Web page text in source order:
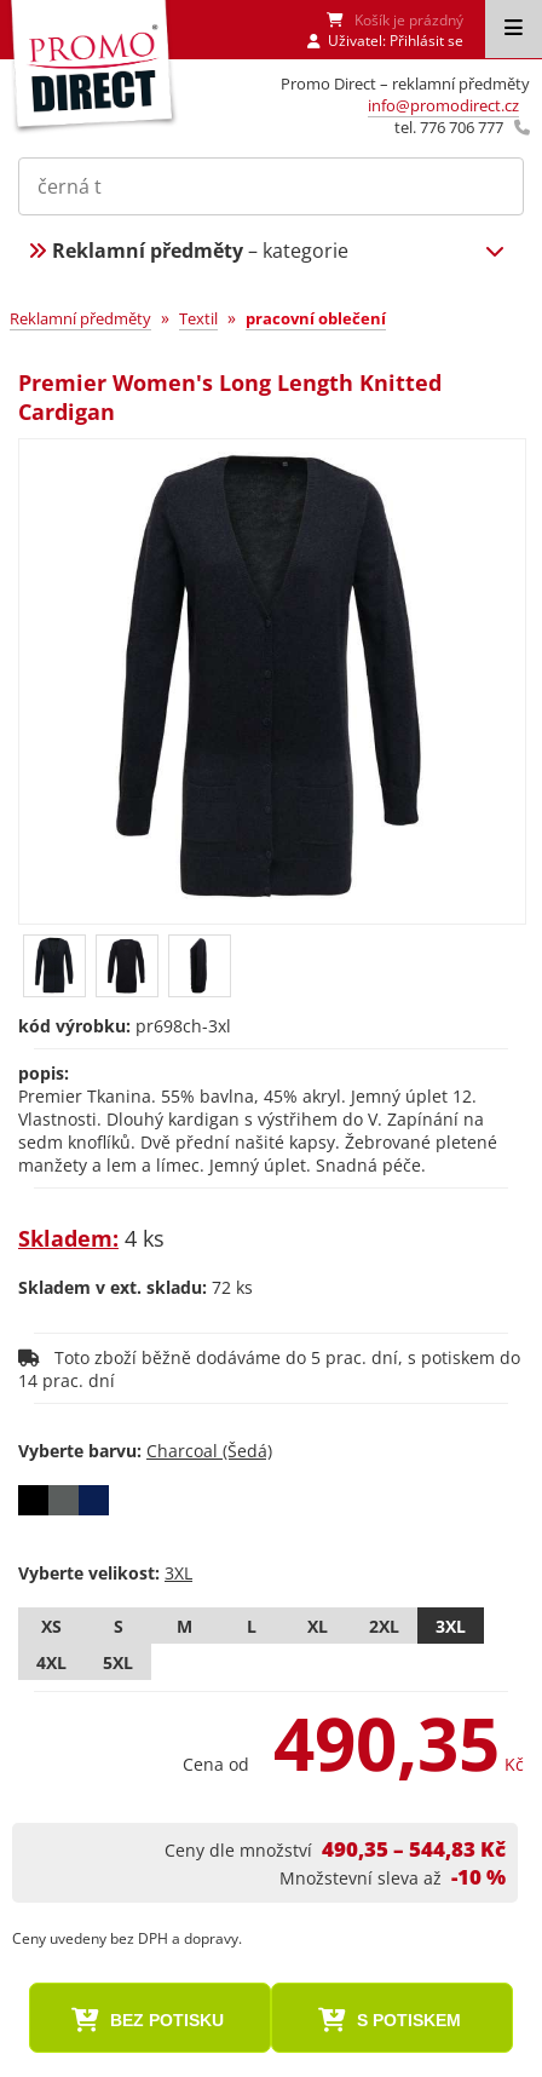
Promo Direct – reklamní předměty
info@promodirect.cz
tel. 776 706 777
Košík je prázdný
Uživatel: Přihlásit se
Reklamní předměty– kategorie
Reklamní předměty » Textil » pracovní oblečení
Premier Women's Long Length Knitted
Cardigan
kód výrobku: pr698ch-3xl
popis:
Premier Tkanina. 55% bavlna, 45% akryl. Jemný úplet 12.
Vlastnosti. Dlouhý kardigan s výstřihem do V. Zapínání na
sedm knoflíků. Dvě přední našité kapsy. Žebrované pletené
manžety a lem a límec. Jemný úplet. Snadná péče.
Skladem: 4 ks
Skladem v ext. skladu: 72 ks
14 prac. dní
Vyberte barvu:
Vyberte velikost:
XS S M L XL 2XL
3XL
4XL
5XL
Cena od 490,35 Kč
Ceny dle množství 490,35 – 544,83 Kč
Množstevní sleva až -10 %
Ceny uvedeny bez DPH a dopravy.
BEZ POTISKU S POTISKEM